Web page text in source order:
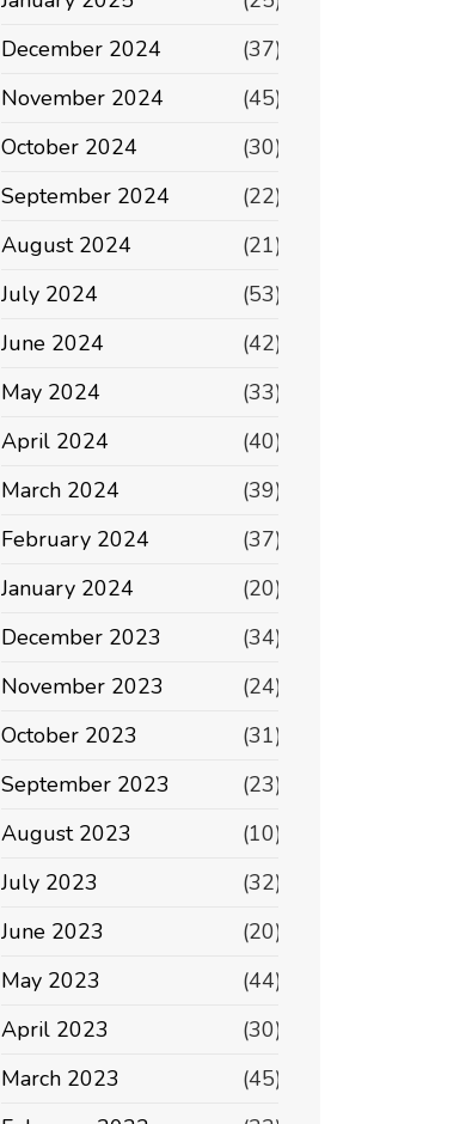
December 2024
(37)
November 2024
(45)
October 2024
(30)
September 2024
(22)
August 2024
(21)
July 2024
(53)
June 2024
(42)
May 2024
(33)
April 2024
(40)
March 2024
(39)
February 2024
(37)
January 2024
(20)
December 2023
(34)
November 2023
(24)
October 2023
(31)
September 2023
(23)
August 2023
(10)
July 2023
(32)
June 2023
(20)
May 2023
(44)
April 2023
(30)
March 2023
(45)